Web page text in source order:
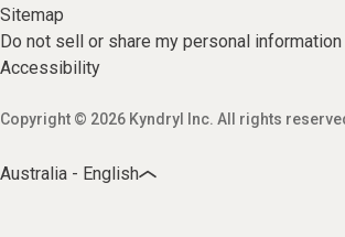
Sitemap
Do not sell or share my personal information
Accessibility
Copyright © 2026 Kyndryl Inc. All rights
Australia - English